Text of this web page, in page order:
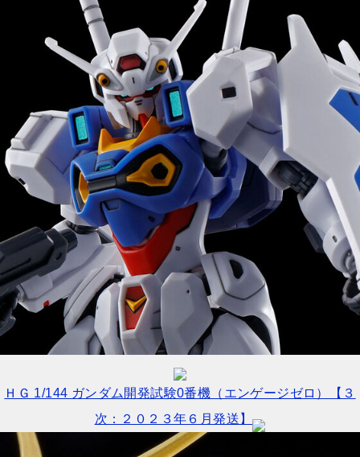
ＨＧ 1/144 ガンダム開発試験0番機（エンゲージゼロ）【３
次：２０２３年６月発送】